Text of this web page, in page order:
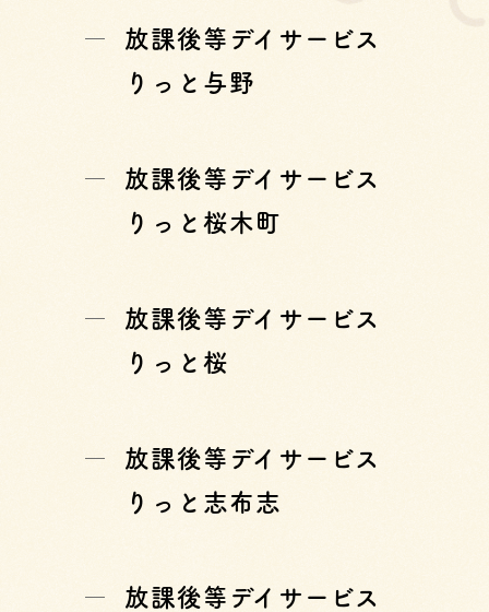
放課後等デイサービス
りっと与野
放課後等デイサービス
りっと桜木町
放課後等デイサービス
りっと桜
放課後等デイサービス
りっと志布志
放課後等デイサービス